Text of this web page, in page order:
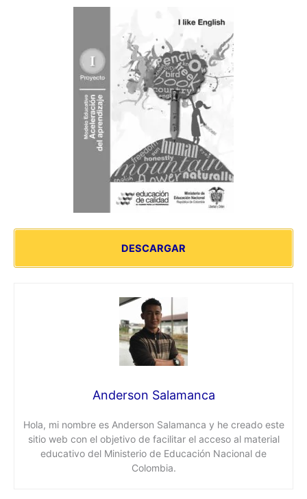
DESCARGAR
Anderson Salamanca
Hola, mi nombre es Anderson Salamanca y he creado este
sitio web con el objetivo de facilitar el acceso al material
educativo del Ministerio de Educación Nacional de
Colombia.